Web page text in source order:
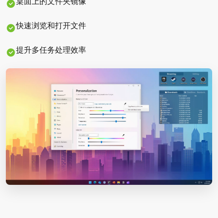
快速浏览和打开文件
提升多任务处理效率